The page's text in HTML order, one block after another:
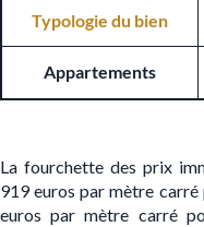
Typologie du bien
Appartements
La fourchette des prix
919 euros par mètre
euros par mètre carré